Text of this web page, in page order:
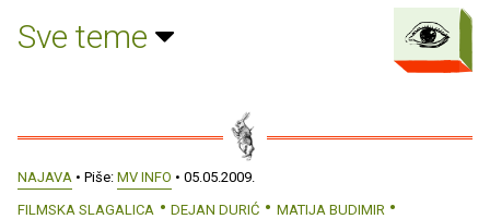
Sve teme
NAJAVA • Piše: MV INFO • 05.05.2009.
FILMSKA SLAGALICA
DEJAN DURIĆ
MATIJA BUDIMIR